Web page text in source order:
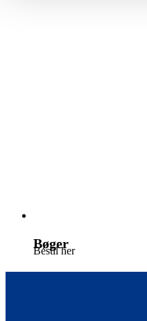
Bøger
Bestil her